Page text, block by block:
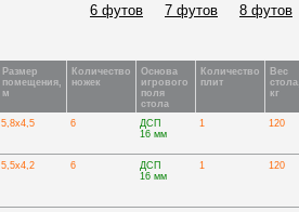
6 футов 7 футов 8 футов
Размер
помещения,
м
Количество
ножек
Основа
игрового
поля
стола
Количество
плит
Вес
стола,
кг
5,8х4,5 6
ДСП
16 мм
1 120
5,5х4,2 6
ДСП
16 мм
1 120